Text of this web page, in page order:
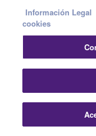
Información Legal
cookies